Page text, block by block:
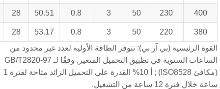
230
50
3
50.51
28
35
220
50
3
53.17
28
35
(بي آر بي): تتوفر الطاقة الأولية لعدد غير محدود من
الساعات السنوية في تطبيق التحميل المتغير, وفقًا لـ GB/T2820-97
(مكافئ ISO8528) ; أ 10% القدرة على التحميل الزائد متاحة لفترة 1
12 ساعة من التشغيل.